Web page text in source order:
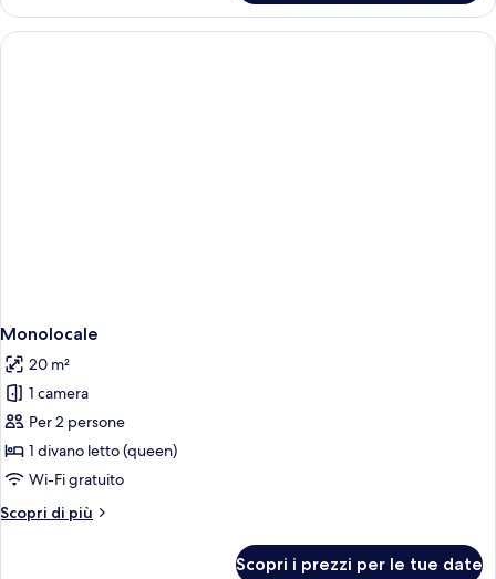
pax)
1
camera
da
Monolocale
20 m²
1 camera
Per 2 persone
1 divano letto (queen)
Wi-Fi gratuito
Scopri di più
Altri
Scopri i prezzi per le tue date